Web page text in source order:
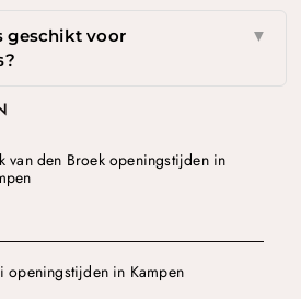
geschikt voor
▼
van den Broek openingstijden in
openingstijden in Kampen